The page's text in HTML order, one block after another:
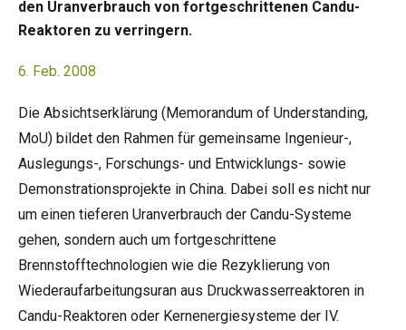
den Uranverbrauch von fortgeschrittenen Candu-
Reaktoren zu verringern.
6. Feb. 2008
Die Absichtserklärung (Memorandum of Understanding,
MoU) bildet den Rahmen für gemeinsame Ingenieur-,
Auslegungs-, Forschungs- und Entwicklungs- sowie
Demonstrationsprojekte in China. Dabei soll es nicht nur
um einen tieferen Uranverbrauch der Candu-Systeme
gehen, sondern auch um fortgeschrittene
Brennstofftechnologien wie die Rezyklierung von
Wiederaufarbeitungsuran aus Druckwasserreaktoren in
Candu-Reaktoren oder Kernenergiesysteme der IV.